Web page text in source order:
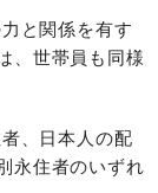
と関係を有す
、世帯員も同様
、日本人の配
永住者のいずれ